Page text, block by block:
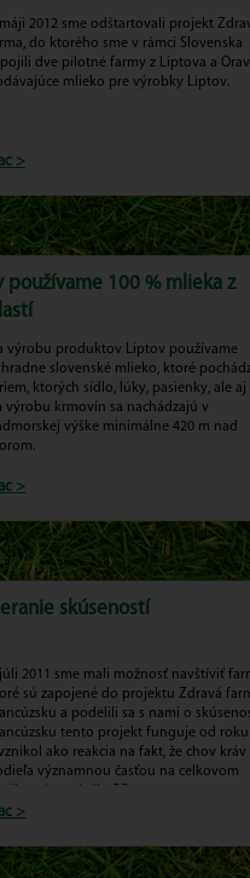
2012 sme odštartovali projekt
do ktorého sme v rámci Slovenska
dve pilotné farmy z Liptova a
mlieko pre výrobky Liptov.
>
100 % mlieka z
výrobu produktov Liptov používame
slovenské mlieko, ktoré
ktorých sídlo, lúky, pasienky, ale
výrobu krmovín sa nachádzajú v
výške minimálne 420 m nad
>
skúseností
2011 sme mali možnosť navštíviť
sú zapojené do projektu Zdravá
a podelili sa s nami o
tento projekt funguje od roku
ako reakcia na fakt, že chov kráv
významnou časťou na celkovom
ovzdušia CO2.
>